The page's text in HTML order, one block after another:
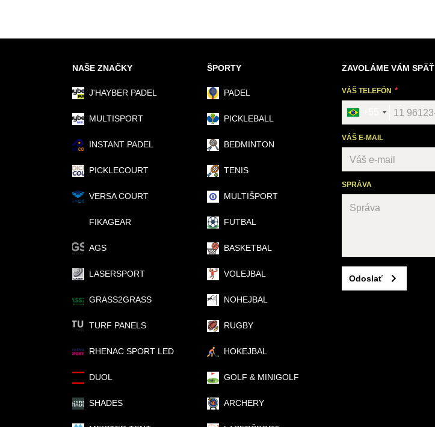
NAŠE ZNAČKY
J'HAYBER PADEL
MULTISPORT
INSTANT PADEL
PICKLECOURT
VERSA COURT
FIKAGEAR
AGS
LASERSPORT
GRASS2GRASS
TURF PANELS
RHENAC SPORT LED
DUOL
SHADES
ŠPORTY
PADEL
PICKLEBALL
BEDMINTON
TENIS
MULTIŠPORT
FUTBAL
BASKETBAL
VOLEJBAL
NOHEJBAL
RUGBY
HOKEJBAL
GOLF & MINIGOLF
ARCHERY
ZAVOLÁME VÁM SPÄŤ
VÁŠ TELEFÓN
VÁŠ E-MAIL
SPRÁVA
Odoslať